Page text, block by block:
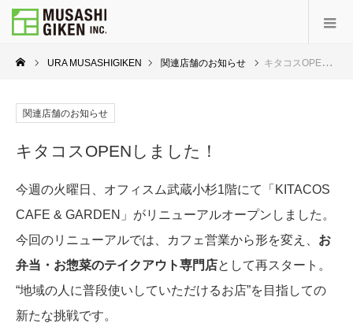
URA MUSASHIGIKEN 関連店舗のお知らせ キタコスOPENしました！
関連店舗のお知らせ
キタコスOPENしました！
今週の火曜日、オフィスム武蔵小杉1階にて「KITACOS
CAFE & GARDEN」がリニューアルオープンしました。
今回のリニューアルでは、カフェ営業から形を変え、 お
弁当・お惣菜のテイクアウト専門店として再スタート。
“地域の人に普段使いしていただけるお店”を目指しての
新たな挑戦です。